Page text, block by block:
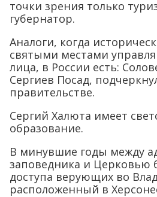
точки зрения только
губернатор.
Аналоги, когда
святыми местами
лица, в России есть:
Сергиев Посад,
правительстве.
Сергий Халюта имеет
образование.
В минувшие годы между
заповедника и Церковью
доступа верующих во
расположенный в